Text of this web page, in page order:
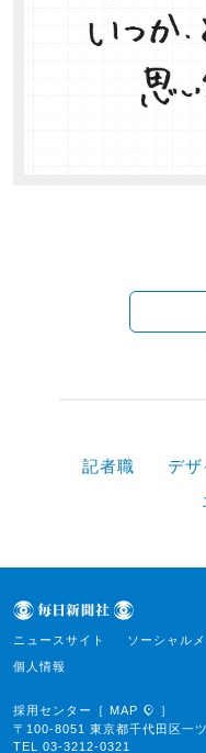
記者職 デ
ニュースサイト ソーシャル
個人情報
採用センター［ MAP
］
〒100-8051 東京都千代田区一
TEL 03-3212-0321